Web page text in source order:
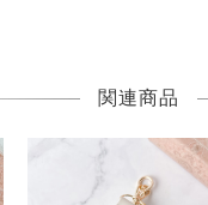
関連商品